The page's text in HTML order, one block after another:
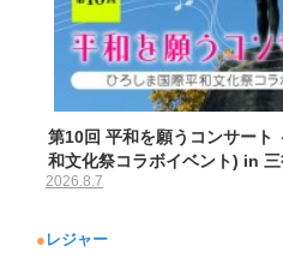
第10回 平和を願うコンサート
和文化祭コラボイベント) in
2026.8.7
● レジャー